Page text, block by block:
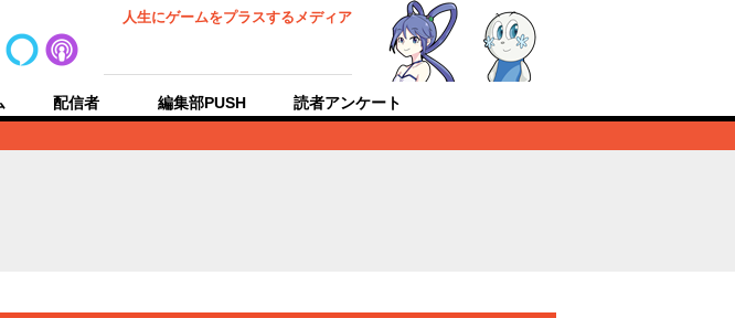
人生にゲームをプラスするメディア
配信者 編集部PUSH 読者アンケート